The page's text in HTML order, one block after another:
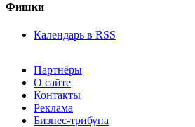
Фишки
Календарь в RSS
Партнёры
О сайте
Контакты
Реклама
Бизнес-трибуна